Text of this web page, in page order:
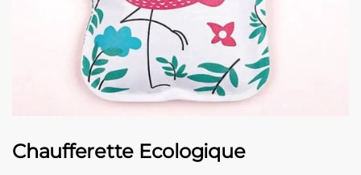
Chaufferette Ecologique